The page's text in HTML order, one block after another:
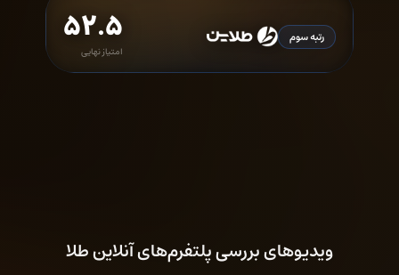
رتبه سوم ۵۲.۵
امتیاز نهایی
ویدیو‌های بررسی پلتفرم‌های آنلاین طلا